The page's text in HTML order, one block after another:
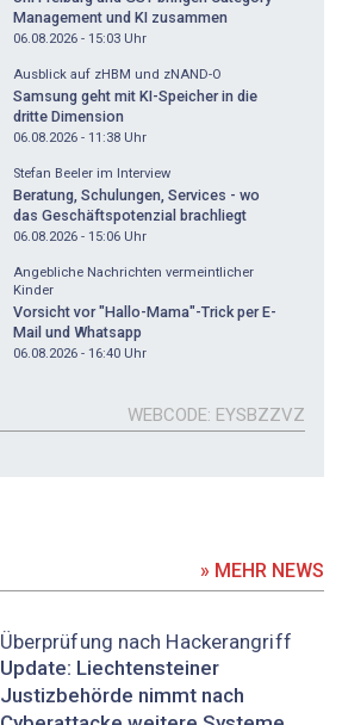
Management und KI zusammen
06.08.2026 - 15:03 Uhr
Ausblick auf zHBM und zNAND-O
Samsung geht mit KI-Speicher in die
dritte Dimension
06.08.2026 - 11:38 Uhr
Stefan Beeler im Interview
Beratung, Schulungen, Services - wo
das Geschäftspotenzial brachliegt
06.08.2026 - 15:06 Uhr
Angebliche Nachrichten vermeintlicher
Kinder
Vorsicht vor "Hallo-Mama"-Trick per E-
Mail und Whatsapp
06.08.2026 - 16:40 Uhr
WEBCODE EYSBZZVZ
» MEHR NEWS
Überprüfung nach Hackerangriff
Update: Liechtensteiner
Justizbehörde nimmt nach